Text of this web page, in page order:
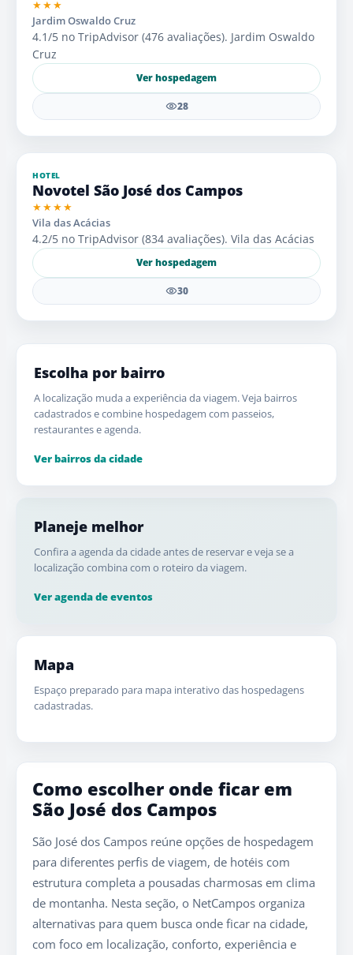
★★★
Jardim Oswaldo Cruz
4.1/5 no TripAdvisor (476 avaliações). Jardim Oswaldo
Cruz
Ver hospedagem
28
HOTEL
Novotel São José dos Campos
★★★★
Vila das Acácias
4.2/5 no TripAdvisor (834 avaliações). Vila das Acácias
Ver hospedagem
30
Escolha por bairro
A localização muda a experiência da viagem. Veja bairros
cadastrados e combine hospedagem com passeios,
restaurantes e agenda.
Ver bairros da cidade
Planeje melhor
Confira a agenda da cidade antes de reservar e veja se a
localização combina com o roteiro da viagem.
Ver agenda de eventos
Mapa
Espaço preparado para mapa interativo das hospedagens
cadastradas.
Como escolher onde ficar em
São José dos Campos
São José dos Campos reúne opções de hospedagem
para diferentes perfis de viagem, de hotéis com
estrutura completa a pousadas charmosas em clima
de montanha. Nesta seção, o NetCampos organiza
alternativas para quem busca onde ficar na cidade,
com foco em localização, conforto, experiência e